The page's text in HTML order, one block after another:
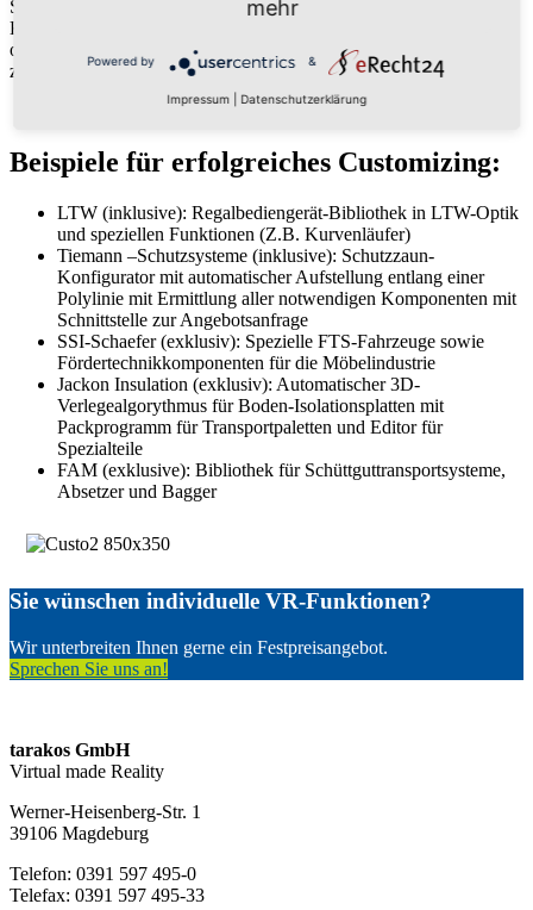
Solche und andere Anforderungen wurden bereits von uns für
Kunden realisiert. Das Customizing kann für Sie exklusiv erfolgen
oder aber auch zur Unterstützung Ihres Marketings allgemein
zugänglich sein.
Beispiele für erfolgreiches Customizing:
LTW (inklusive): Regalbediengerät-Bibliothek in LTW-Optik
und speziellen Funktionen (Z.B. Kurvenläufer)
Tiemann –Schutzsysteme (inklusive): Schutzzaun-
Konfigurator mit automatischer Aufstellung entlang einer
Polylinie mit Ermittlung aller notwendigen Komponenten mit
Schnittstelle zur Angebotsanfrage
SSI-Schaefer (exklusiv): Spezielle FTS-Fahrzeuge sowie
Fördertechnikkomponenten für die Möbelindustrie
Jackon Insulation (exklusiv): Automatischer 3D-
Verlegealgorythmus für Boden-Isolationsplatten mit
Packprogramm für Transportpaletten und Editor für
Spezialteile
FAM (exklusive): Bibliothek für Schüttguttransportsysteme,
Absetzer und Bagger
Sie wünschen individuelle VR-Funktionen?
Wir unterbreiten Ihnen gerne ein Festpreisangebot.
Sprechen Sie uns an!
tarakos GmbH
Virtual made Reality
Werner-Heisenberg-Str. 1
39106 Magdeburg
Telefon: 0391 597 495-0
Telefax: 0391 597 495-33
mehr
Powered by &
Impressum Datenschutzerklärung